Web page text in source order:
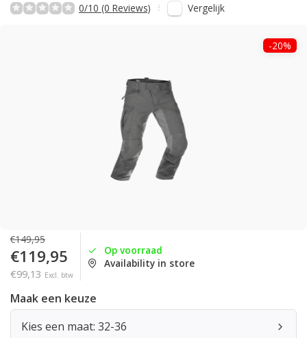
0/10 (0 Reviews) Vergelijk
-20%
€149,95
€119,95
€99,13 Excl. btw
Op voorraad
Availability in store
Maak een keuze
Kies een maat: 32-36